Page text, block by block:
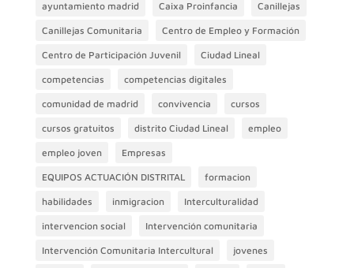
ayuntamiento madrid Caixa Proinfancia Canillejas
Canillejas Comunitaria Centro de Empleo y Formación
Centro de Participación Juvenil Ciudad Lineal
competencias competencias digitales
comunidad de madrid convivencia cursos
cursos gratuitos distrito Ciudad Lineal empleo
empleo joven Empresas
EQUIPOS ACTUACIÓN DISTRITAL formacion
habilidades inmigracion Interculturalidad
intervencion social Intervención comunitaria
Intervención Comunitaria Intercultural jovenes